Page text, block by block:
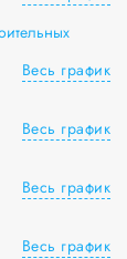
Весь график
Весь график
Весь график
Весь график